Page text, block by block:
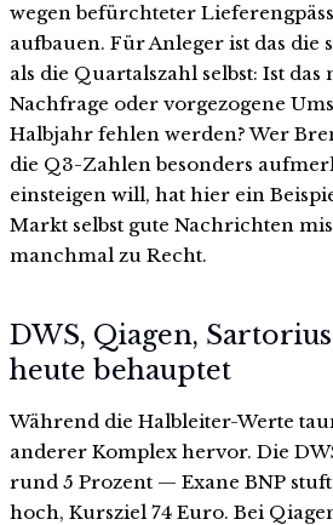
wegen befürchteter
aufbauen. Für Anleger ist das die
als die Quartalszahl selbst: Ist das
Nachfrage oder vorgezogene
Halbjahr fehlen werden? Wer
die Q3-Zahlen besonders
einsteigen will, hat hier ein
Markt selbst gute Nachrichten
manchmal zu Recht.
DWS, Qiagen,
heute behauptet
Während die Halbleiter-Werte
anderer Komplex hervor. Die
rund 5 Prozent — Exane BNP
hoch, Kursziel 74 Euro. Bei